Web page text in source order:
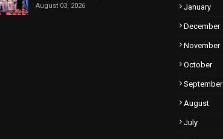
August 03, 2026 January
December
November
October
September
August
July